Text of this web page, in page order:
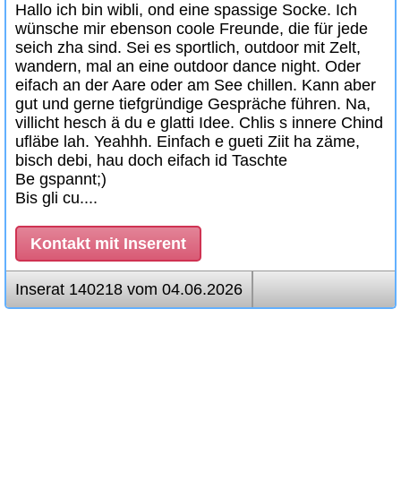
Hallo ich bin wibli, ond eine spassige Socke. Ich
wünsche mir ebenson coole Freunde, die für jede
seich zha sind. Sei es sportlich, outdoor mit Zelt,
wandern, mal an eine outdoor dance night. Oder
eifach an der Aare oder am See chillen. Kann aber
gut und gerne tiefgründige Gespräche führen. Na,
villicht hesch ä du e glatti Idee. Chlis s innere Chind
ufläbe lah. Yeahhh. Einfach e gueti Ziit ha zäme,
bisch debi, hau doch eifach id Taschte
Be gspannt;)
Bis gli cu....
Kontakt mit Inserent
Inserat 140218 vom 04.06.2026